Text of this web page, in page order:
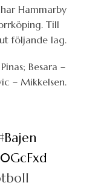
Hammarby
Till
följande lag.
Besara –
– Mikkelsen.